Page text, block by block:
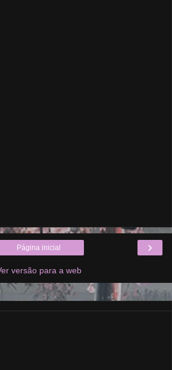
›
Página inicial
versão para a web